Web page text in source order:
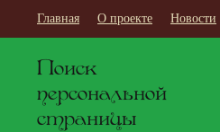
Главная О проекте Новости
Поиск
персональной
страницы